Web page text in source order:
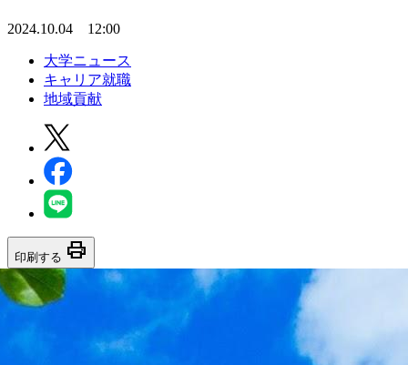
2024.10.04 12:00
大学ニュース
キャリア就職
地域貢献
印刷する print